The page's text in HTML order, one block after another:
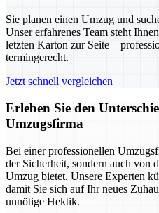
Sie planen einen Umzug und
Unser erfahrenes Team steht
letzten Karton zur Seite –
termingerecht.
Jetzt schnell vergleichen
Erleben Sie den
Umzugsfirma
Bei einer professionellen
der Sicherheit, sondern auch von
Umzug bietet. Unsere Experten
damit Sie sich auf Ihr neues
unnötige Hektik.